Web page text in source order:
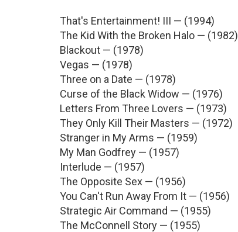
That's Entertainment! III — (1994)
The Kid With the Broken Halo — (1982)
Blackout — (1978)
Vegas — (1978)
Three on a Date — (1978)
Curse of the Black Widow — (1976)
Letters From Three Lovers — (1973)
They Only Kill Their Masters — (1972)
Stranger in My Arms — (1959)
My Man Godfrey — (1957)
Interlude — (1957)
The Opposite Sex — (1956)
You Can't Run Away From It — (1956)
Strategic Air Command — (1955)
The McConnell Story — (1955)